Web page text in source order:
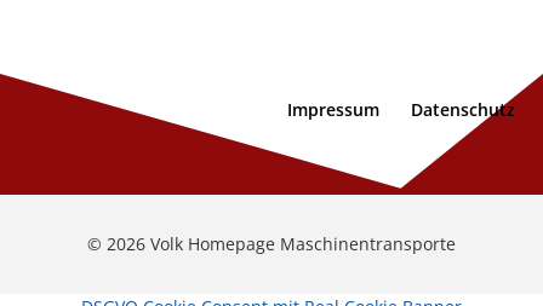
Impressum Datenschutz
© 2026 Volk Homepage Maschinentransporte